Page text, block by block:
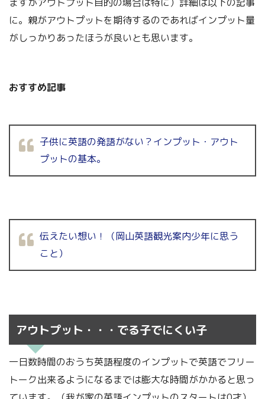
ますがアウトプット目的の場合は特に）詳細は以下の記事
に。親がアウトプットを期待するのであればインプット量
がしっかりあったほうが良いとも思います。
おすすめ記事
子供に英語の発語がない？インプット・アウト
プットの基本。
伝えたい想い！（岡山英語観光案内少年に思う
こと）
アウトプット・・・でる子でにくい子
一日数時間のおうち英語程度のインプットで英語でフリー
トーク出来るようになるまでは膨大な時間がかかると思っ